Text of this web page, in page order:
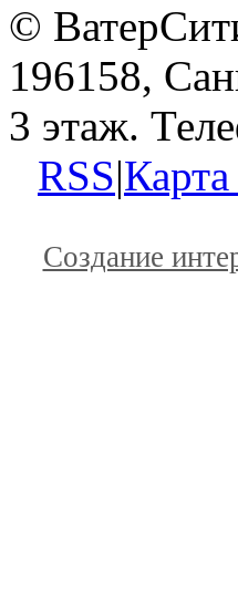
©
196158,
3 этаж.
RSS|Карта
Создание